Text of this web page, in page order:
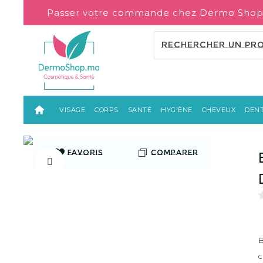
Passer votre commande chez Dermo
VISAGE CORPS SANTÉ HYGIÈNE CHEVEUX
FAVORIS COMPARER